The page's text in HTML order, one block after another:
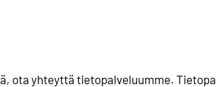
ota yhteyttä tietopalveluumme.